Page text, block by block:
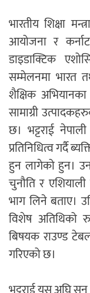
भारतीय शिक्षा
आयोजना र
डाइडाक्टिक
सम्मेलनमा भारत
शैक्षिक अभियानका
सामाग्री
छ। भट्टराई
प्रतिनिधित्व गर्दै
हुन लागेको हुन।
चुनौति र
भाग लिने बताए।
विशेष अतिथिको
बिषयक राउण्ड
गरिएको छ।